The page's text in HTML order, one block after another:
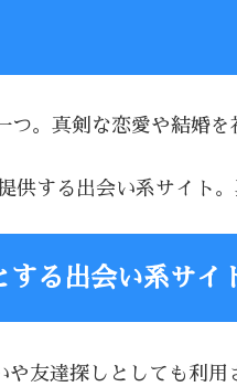
。真剣な恋愛や結婚を
する出会い系サイト
る出会い系サイ
友達探しとしても利